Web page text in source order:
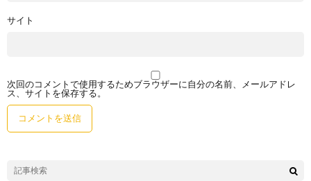
サイト
次回のコメントで使用するためブラウザーに自分の名前、メールアドレ
ス、サイトを保存する。